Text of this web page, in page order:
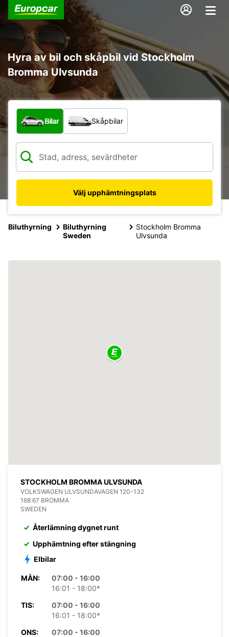
Hyra av bil och skåpbil vid Stockholm
Bromma Ulvsunda
Vilken typ av fordon?
Bilar Skåpbilar
Välj upphämtningsplats
Biluthyrning
Biluthyrning
Sweden
Stockholm Bromma
Ulvsunda
STOCKHOLM BROMMA ULVSUNDA
VOLKSWAGEN ULVSUNDAVAGEN 120-132
168 67 BROMMA
SWEDEN
Återlämning dygnet runt
Upphämtning efter stängning
Elbilar
MÅN:
07:00 - 16:00
16:01 - 18:00*
TIS:
07:00 - 16:00
16:01 - 18:00*
ONS:
07:00 - 16:00